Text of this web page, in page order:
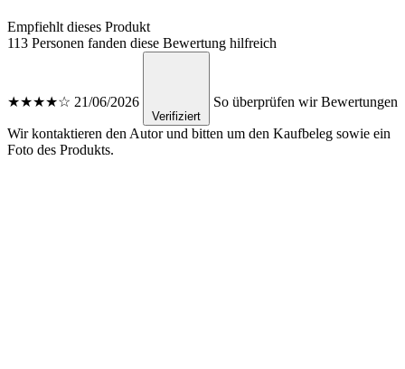
Empfiehlt dieses Produkt
113 Personen fanden diese Bewertung hilfreich
★★★★☆ 21/06/2026
Verifiziert
So überprüfen wir Bewertungen
Wir kontaktieren den Autor und bitten um den Kaufbeleg sowie ein
Foto des Produkts.